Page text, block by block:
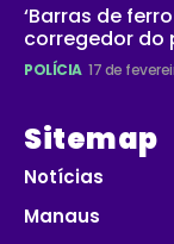
‘Barras de
corregedor do
POLÍCIA 17 de
Sitemap
Notícias
Manaus